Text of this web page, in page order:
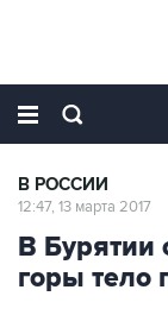
В РОССИИ
12:47, 13 марта 2017
В Бурятии
горы тело